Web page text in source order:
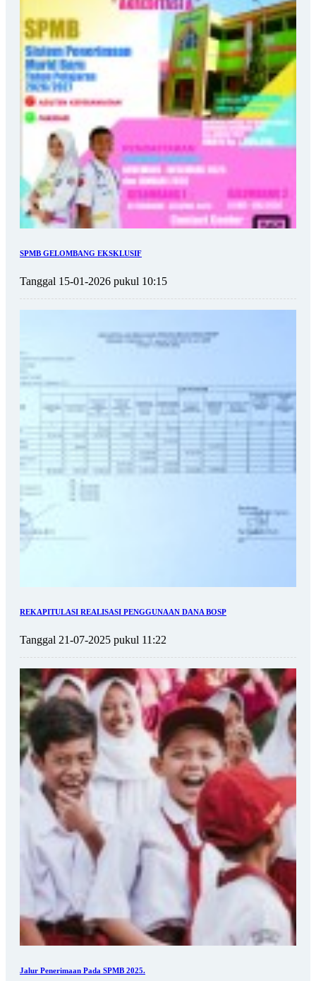
SPMB GELOMBANG EKSKLUSIF
Tanggal 15-01-2026 pukul 10:15
REKAPITULASI REALISASI PENGGUNAAN DANA BOSP
Tanggal 21-07-2025 pukul 11:22
Jalur Penerimaan Pada SPMB 2025.